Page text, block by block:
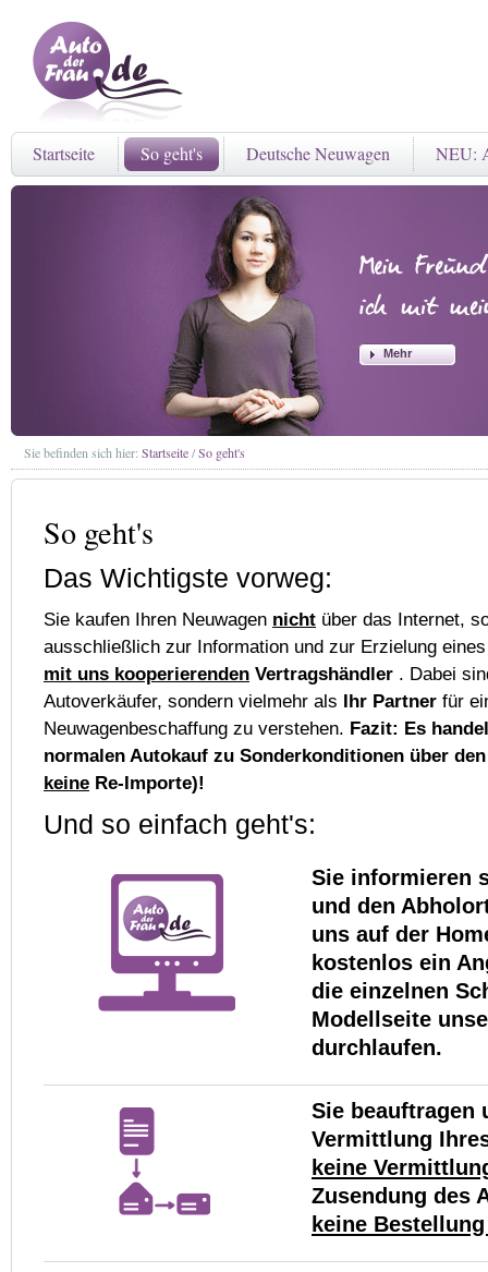
Startseite So geht's Deutsche Neuwagen NEU:
Mehr
Sie befinden sich hier: Startseite/So geht's
So geht's
Das Wichtigste vorweg:
Sie kaufen Ihren Neuwagen nicht über das Internet,
ausschließlich zur Information und zur Erzielung
mit uns kooperierenden Vertragshändler . Dabei
Autoverkäufer, sondern vielmehr als Ihr Partner für
Neuwagenbeschaffung zu verstehen. Fazit: Es
normalen Autokauf zu Sonderkonditionen über
keine Re-Importe)!
Und so einfach geht's:
Sie informieren
und den
uns auf der
kostenlos ein
die einzelnen
Modellseite
durchlaufen.
Sie
Vermittlung
keine
Zusendung des
keine